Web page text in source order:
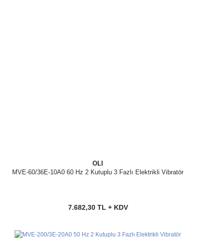
OLI
MVE-60/36E-10A0 60 Hz 2 Kutuplu 3 Fazlı Elektrikli Vibratör
7.682,30 TL + KDV